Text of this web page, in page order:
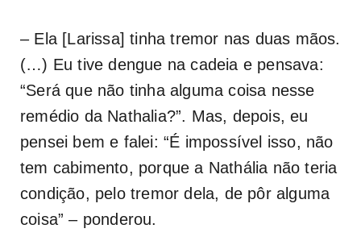
– Ela [Larissa] tinha tremor nas duas mãos.
(…) Eu tive dengue na cadeia e pensava:
“Será que não tinha alguma coisa nesse
remédio da Nathalia?”. Mas, depois, eu
pensei bem e falei: “É impossível isso, não
tem cabimento, porque a Nathália não teria
condição, pelo tremor dela, de pôr alguma
coisa” – ponderou.